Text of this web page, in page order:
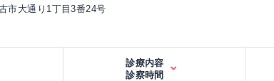
市大通り1丁目3番24号
診療内容
診察時間